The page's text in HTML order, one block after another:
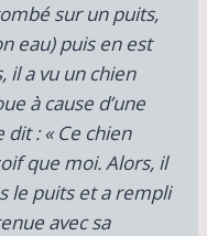
sur un puits,
eau) puis en est
il a vu un chien
à cause d’une
dit : « Ce chien
que moi. Alors, il
le puits et a rempli
avec sa